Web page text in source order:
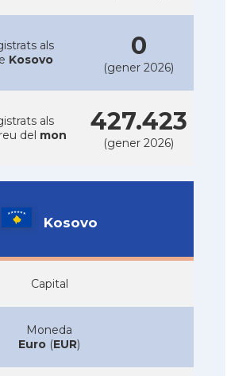
als
Kosovo 0
(gener 2026)
als
del mon 427.423
(gener 2026)
Kosovo
Capital
Moneda
Euro (EUR)